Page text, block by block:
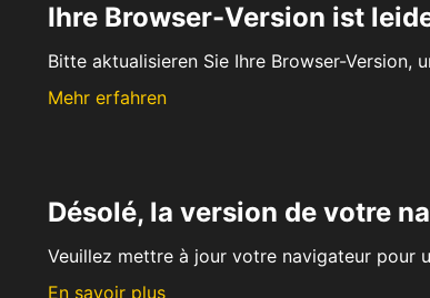
Ihre Browser-Version ist
Bitte aktualisieren Sie Ihre Browser-Version,
Mehr erfahren
Désolé, la version de votre
Veuillez mettre à jour votre navigateur pour
En savoir plus